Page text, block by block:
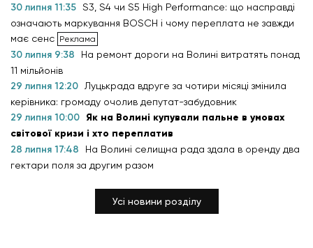
30 липня 11:35 S3, S4 чи S5 High Performance: що насправді
означають маркування BOSCH і чому переплата не завжди
має сенс
30 липня 9:38
На ремонт дороги на Волині витратять понад
11 мільйонів
29 липня 12:20
Луцькрада вдруге за чотири місяці змінила
керівника: громаду очолив депутат-забудовник
29 липня 10:00 Як на Волині купували пальне в умовах
світової кризи і хто переплатив
28 липня 17:48
На Волині селищна рада здала в оренду два
гектари поля за другим разом
Усі новини розділу